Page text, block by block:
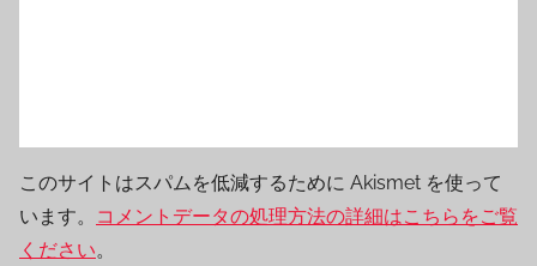
このサイトはスパムを低減するために Akismet を使って
います。
コメントデータの処理方法の詳細はこちらをご覧
ください。